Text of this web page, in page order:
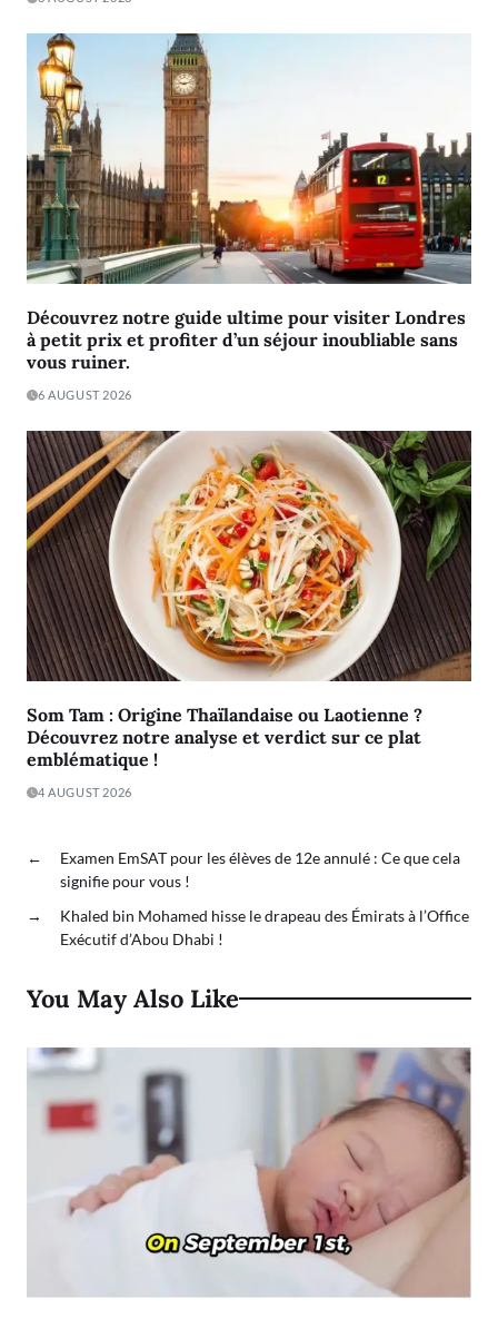
Découvrez notre guide ultime pour visiter Londres
à petit prix et profiter d’un séjour inoubliable sans
vous ruiner.
6 AUGUST 2026
Som Tam : Origine Thaïlandaise ou Laotienne ?
Découvrez notre analyse et verdict sur ce plat
emblématique !
4 AUGUST 2026
←
Examen EmSAT pour les élèves de 12e annulé : Ce que cela
signifie pour vous !
→
Khaled bin Mohamed hisse le drapeau des Émirats à l’Office
Exécutif d’Abou Dhabi !
You May Also Like